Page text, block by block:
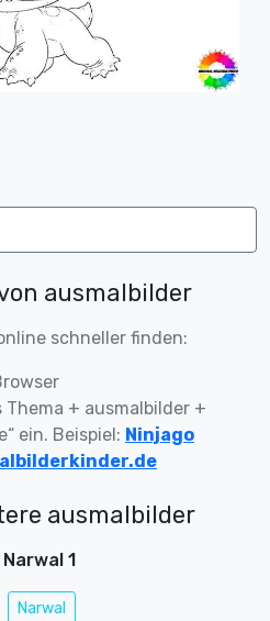
ausmalbilder
schneller finden:
Thema + ausmalbilder +
ein. Beispiel: Ninjago
ausmalbilder
Narwal 1
Narwal